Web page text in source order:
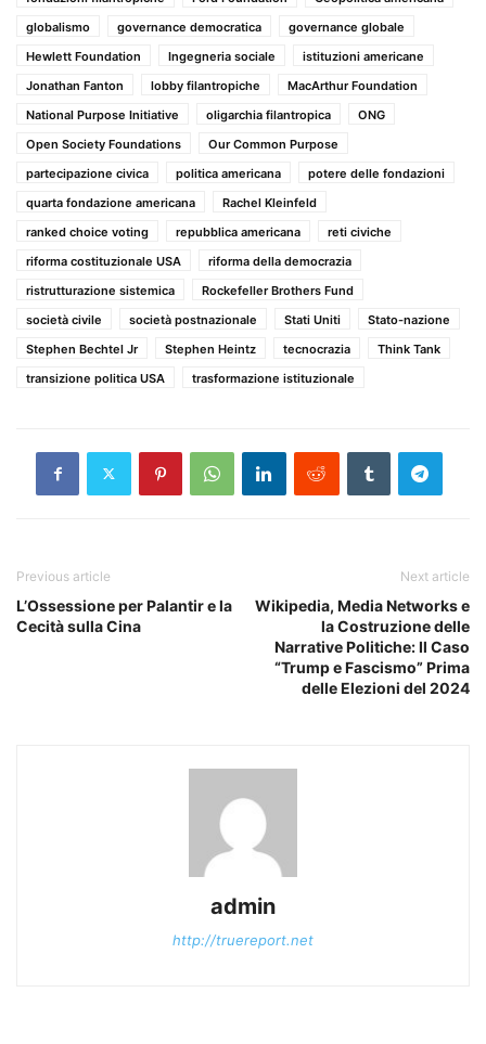
globalismo
governance democratica
governance globale
Hewlett Foundation
Ingegneria sociale
istituzioni americane
Jonathan Fanton
lobby filantropiche
MacArthur Foundation
National Purpose Initiative
oligarchia filantropica
ONG
Open Society Foundations
Our Common Purpose
partecipazione civica
politica americana
potere delle fondazioni
quarta fondazione americana
Rachel Kleinfeld
ranked choice voting
repubblica americana
reti civiche
riforma costituzionale USA
riforma della democrazia
ristrutturazione sistemica
Rockefeller Brothers Fund
società civile
società postnazionale Stati Uniti
Stato-nazione
Stephen Bechtel Jr
Stephen Heintz tecnocrazia
Think Tank
transizione politica USA
trasformazione istituzionale
Previous article
L’Ossessione per Palantir e la
Cecità sulla Cina
Next article
Wikipedia, Media Networks e
la Costruzione delle
Narrative Politiche: Il Caso
“Trump e Fascismo” Prima
delle Elezioni del 2024
admin
http://truereport.net